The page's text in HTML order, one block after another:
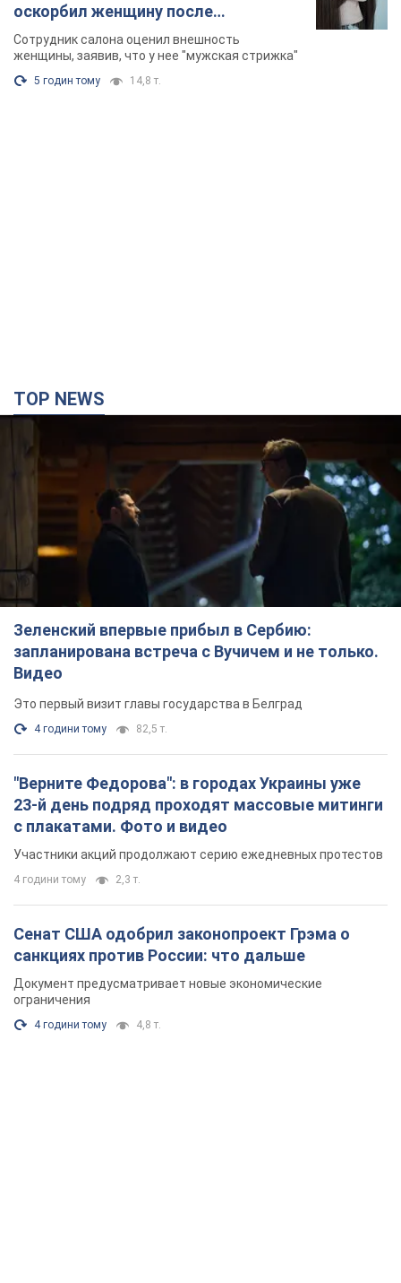
оскорбил женщину после
химиотерапии, разгорелся скандал.
Фото
Сотрудник салона оценил внешность
женщины, заявив, что у нее "мужская стрижка"
5 годин тому 14,8 т.
TOP NEWS
Зеленский впервые прибыл в Сербию:
запланирована встреча с Вучичем и не только.
Видео
Это первый визит главы государства в Белград
4 години тому 82,5 т.
"Верните Федорова": в городах Украины уже
23-й день подряд проходят массовые митинги
с плакатами. Фото и видео
Участники акций продолжают серию ежедневных протестов
4 години тому 2,3 т.
Сенат США одобрил законопроект Грэма о
санкциях против России: что дальше
Документ предусматривает новые экономические
ограничения
4 години тому 4,8 т.